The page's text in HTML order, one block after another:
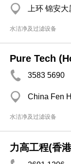
上环 锦安大
水洁净及过滤设备
Pure Tech
3583 5690
China Fen
水洁净及过滤设备
力高工程(香